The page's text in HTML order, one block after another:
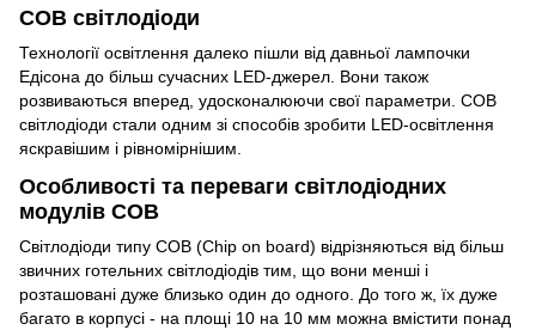
COB світлодіоди
Технології освітлення далеко пішли від давньої лампочки
Едісона до більш сучасних LED-джерел. Вони також
розвиваються вперед, удосконалюючи свої параметри. COB
світлодіоди стали одним зі способів зробити LED-освітлення
яскравішим і рівномірнішим.
Особливості та переваги світлодіодних
модулів COB
Світлодіоди типу COB (Chip on board) відрізняються від більш
звичних готельних світлодіодів тим, що вони менші і
розташовані дуже близько один до одного. До того ж, їх дуже
багато в корпусі - на площі 10 на 10 мм можна вмістити понад